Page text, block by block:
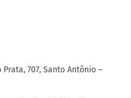
Prata, 707, Santo Antônio –